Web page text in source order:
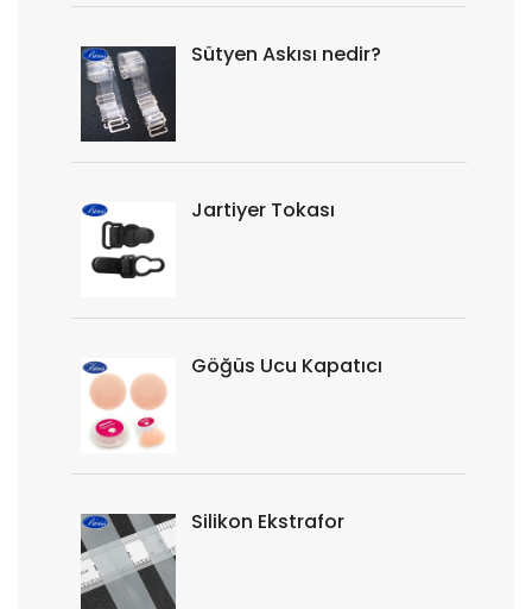
Sütyen Askısı nedir?
Jartiyer Tokası
Göğüs Ucu Kapatıcı
Silikon Ekstrafor